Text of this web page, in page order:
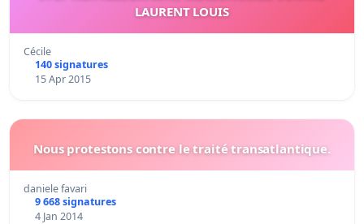
LAURENT LOUIS
Cécile
140 signatures
15 Apr 2015
Nous protestons contre le traité transatlantique.
daniele favari
9 668 signatures
4 Jan 2014